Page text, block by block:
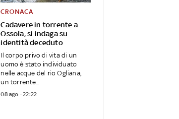
Cadavere in torrente a
Ossola, si indaga su
identità deceduto
CRONACA
Il corpo privo di vita di un
uomo è stato individuato
nelle acque del rio Ogliana,
un torrente...
08 ago - 22:22